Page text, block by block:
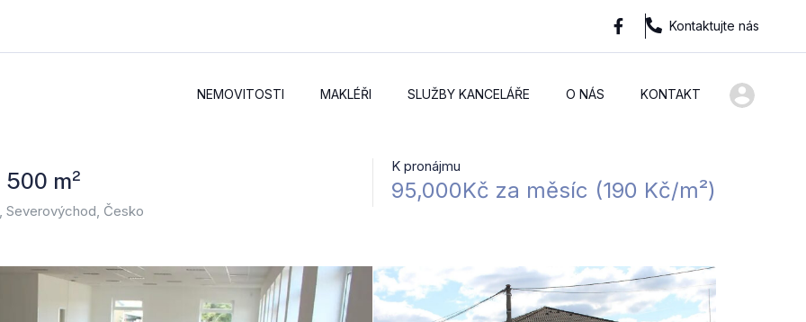
Kontaktujte nás
NEMOVITOSTI MAKLÉŘI SLUŽBY KANCELÁŘE O NÁS KONTAKT
m²
Severovýchod, Česko
K pronájmu
95,000Kč za měsíc (​1​9​0​ ​K​č​/​m​²​)​